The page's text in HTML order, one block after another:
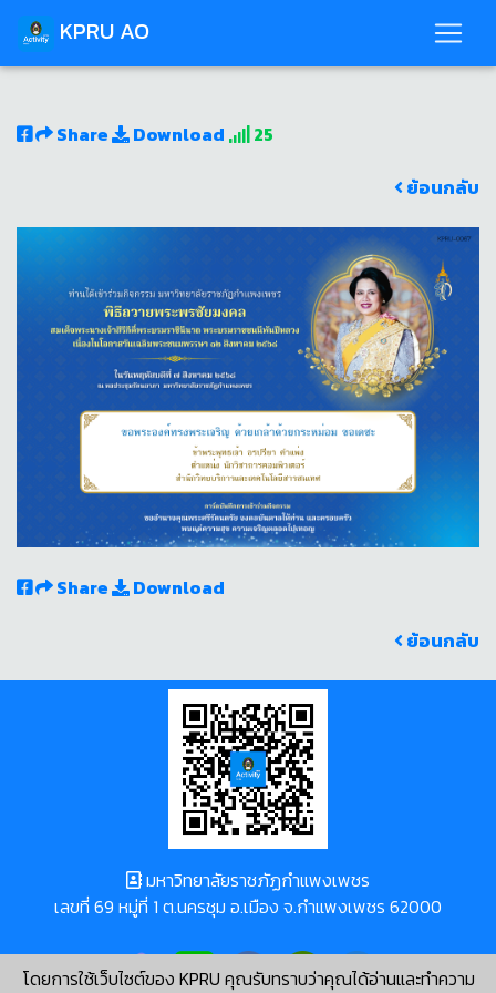
KPRU AO
Share Download
25
ย้อนกลับ
Share
Download
ย้อนกลับ
โดยการใช้เว็บไซต์ของ KPRU คุณรับทราบว่าคุณได้อ่านและทำความ
มหาวิทยาลัยราชภัฏกำแพงเพชร
เลขที่ 69 หมู่ที่ 1 ต.นครชุม อ.เมือง จ.กำแพงเพชร 62000